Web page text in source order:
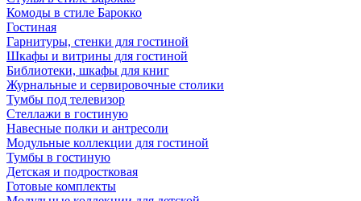
Комоды в стиле Барокко
Гостиная
Гарнитуры, стенки для гостиной
Шкафы и витрины для гостиной
Библиотеки, шкафы для книг
Журнальные и сервировочные столики
Тумбы под телевизор
Стеллажи в гостиную
Навесные полки и антресоли
Модульные коллекции для гостиной
Тумбы в гостиную
Детская и подростковая
Готовые комплекты